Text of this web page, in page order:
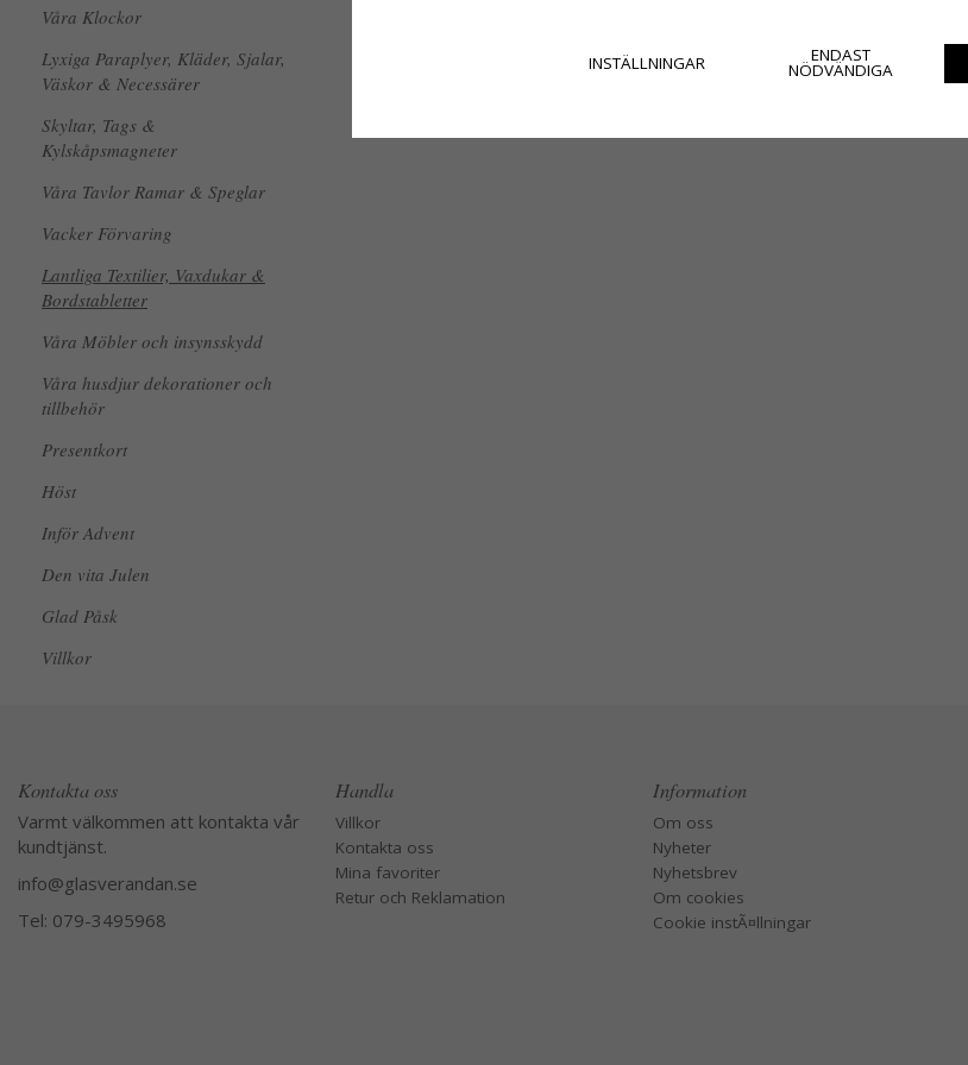
Våra Klockor
Lyxiga Paraplyer, Kläder, Sjalar,
Väskor & Necessärer
Skyltar, Tags &
Kylskåpsmagneter
Våra Tavlor Ramar & Speglar
Vacker Förvaring
Lantliga Textilier, Vaxdukar &
Bordstabletter
Våra Möbler och insynsskydd
Våra husdjur dekorationer och
tillbehör
Presentkort
Höst
Inför Advent
Den vita Julen
Glad Påsk
Villkor
Kontakta oss
Varmt välkommen att kontakta vår
kundtjänst.
info@glasverandan.se
Tel: 079-3495968
Handla
Villkor
Kontakta oss
Mina favoriter
Retur och Reklamation
Information
Om oss
Nyheter
Nyhetsbrev
Om cookies
Cookie instÃ¤llningar
INSTÄLLNINGAR ENDAST
NÖDVÄNDIGA